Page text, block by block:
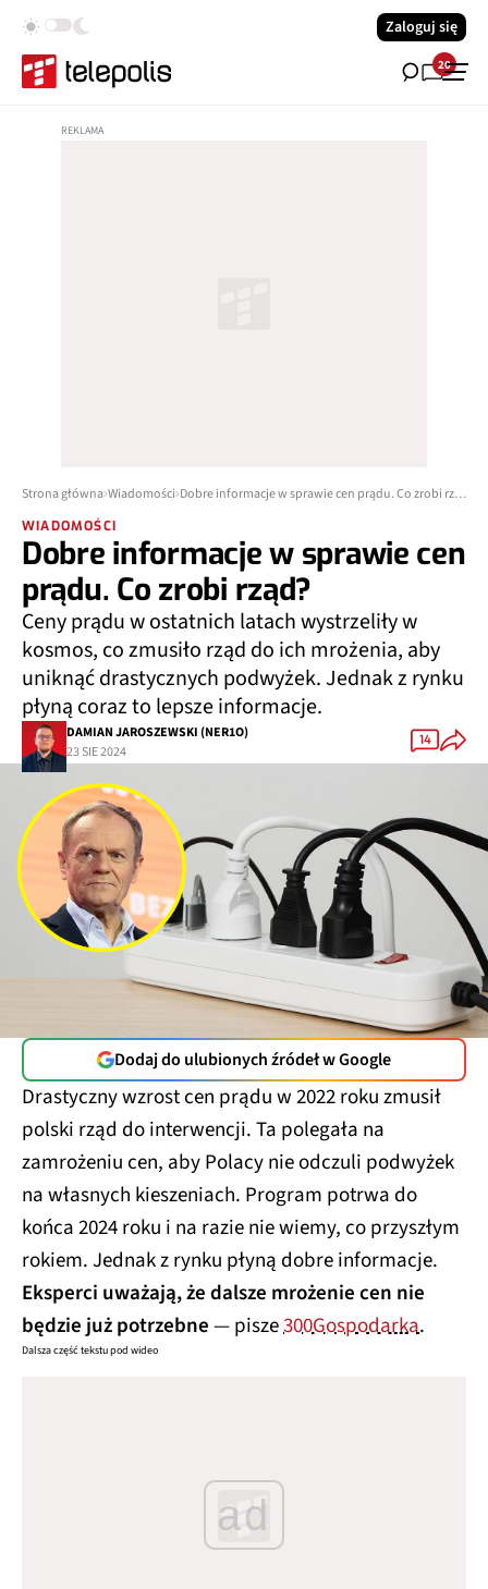
Zaloguj się
20
Strona główna Wiadomości Dobre informacje w sprawie cen prądu. Co zrobi rząd?
WIADOMOŚCI
Dobre informacje w sprawie cen
prądu. Co zrobi rząd?
Ceny prądu w ostatnich latach wystrzeliły w
kosmos, co zmusiło rząd do ich mrożenia, aby
uniknąć drastycznych podwyżek. Jednak z rynku
płyną coraz to lepsze informacje.
DAMIAN JAROSZEWSKI (NER1O)
23 SIE 2024
14
Dodaj do ulubionych źródeł w Google
Drastyczny wzrost cen prądu w 2022 roku zmusił
polski rząd do interwencji. Ta polegała na
zamrożeniu cen, aby Polacy nie odczuli podwyżek
na własnych kieszeniach. Program potrwa do
końca 2024 roku i na razie nie wiemy, co przyszłym
rokiem. Jednak z rynku płyną dobre informacje.
Eksperci uważają, że dalsze mrożenie cen nie
będzie już potrzebne— pisze300Gospodarka.
Dalsza część tekstu pod wideo
ad